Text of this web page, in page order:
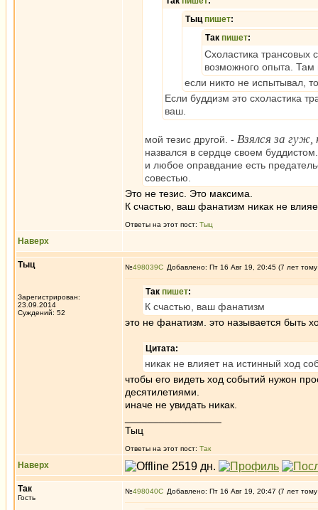
Tыцпишет:
Так пишет:
Схоластика трансовых
возможного опыта.
если никто не испытывал,
Если буддизм это схоластика
ваш.
мой тезис другой. - Взялся за
назвался в сердце своем
и любое оправдание есть
совестью.
Это не тезис. Это максима.
К счастью, ваш фанатизм никак не
Ответы на этот пост: Tыц
Наверх
Tыц
Зарегистрирован:
23.09.2014
Суждений: 52
№498039 Добавлено: Пт 16 Авг 19, 20:45 (7 лет
Так пишет:
К счастью, ваш фанатизм
это не фанатизм. это называется быть
Цитата:
никак не влияет на истинный ход
чтобы его видеть ход событий нужон
десятилетиями.
иначе не увидать никак.
Тыц
Ответы на этот пост: Так
Наверх
Так
Гость
№498040 Добавлено: Пт 16 Авг 19, 20:47 (7 лет